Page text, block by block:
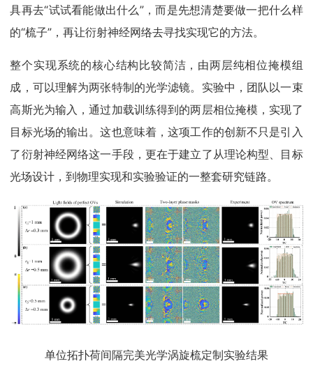
具再去“试试看能做出什么”，而是先想清楚要做一把什么样
的“梳子”，再让衍射神经网络去寻找实现它的方法。
整个实现系统的核心结构比较简洁，由两层纯相位掩模组
成，可以理解为两张特制的光学滤镜。实验中，团队以一束
高斯光为输入，通过加载训练得到的两层相位掩模，实现了
目标光场的输出。这也意味着，这项工作的创新不只是引入
了衍射神经网络这一手段，更在于建立了从理论构型、目标
光场设计，到物理实现和实验验证的一整套研究链路。
单位拓扑荷间隔完美光学涡旋梳定制实验结果